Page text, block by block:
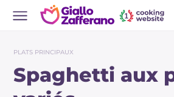
PLATS PRINCIPAUX
Spaghetti aux